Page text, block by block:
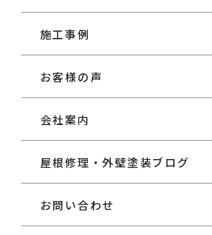
施工事例
お客様の声
会社案内
屋根修理・外壁塗装ブログ
お問い合わせ